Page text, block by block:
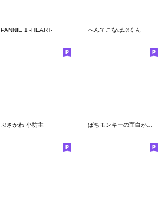
PANNIE 1 -HEART- へんてこなばぶくん
ぶさかわ 小坊主 ぱちモンキーの面白かわいいLINEスタンプ